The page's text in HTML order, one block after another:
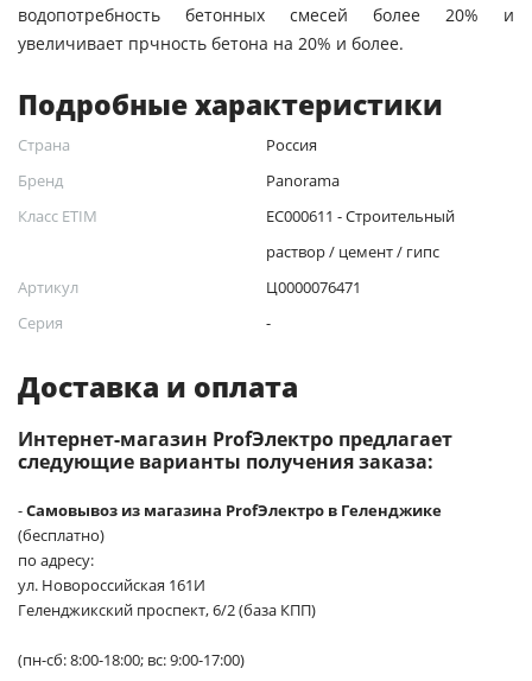
водопотребность бетонных смесей более 20% и
увеличивает прчность бетона на 20% и более.
Подробные характеристики
Страна
Россия
Бренд
Panorama
Класс ETIM
EC000611 - Строительный
раствор / цемент / гипс
Артикул
Ц0000076471
Серия
-
Доставка и оплата
Интернет-магазин ProfЭлектро предлагает
следующие варианты получения заказа:
-Самовывоз из магазина ProfЭлектро в Геленджике
(бесплатно)
по адресу:
ул. Новороссийская 161И
Геленджикский проспект, 6/2 (база КПП)
(пн-сб: 8:00-18:00; вс: 9:00-17:00)